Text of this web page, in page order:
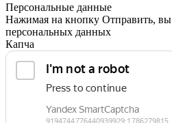
Персональные данные
Нажимая на кнопку Отправить, вы
персональных данных
Капча